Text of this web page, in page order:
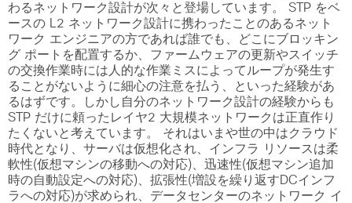
わるネットワーク設計が次々と登場しています。 STP をベ
ースの L2 ネットワーク設計に携わったことのあるネット
ワーク エンジニアの方であれば誰でも、どこにブロッキン
グ ポートを配置するか、ファームウェアの更新やスイッチ
の交換作業時には人的な作業ミスによってループが発生す
ることがないように細心の注意を払う、といった経験があ
るはずです。しかし自分のネットワーク設計の経験からも
STP だけに頼ったレイヤ2 大規模ネットワークは正直作り
たくないと考えています。 それはいまや世の中はクラウド
時代となり、サーバは仮想化され、インフラ リソースは柔
軟性(仮想マシンの移動への対応)、迅速性(仮想マシン追加
時の自動設定への対応)、拡張性(増設を繰り返すDCインフ
ラへの対応)が求められ、データセンターのネットワーク イ